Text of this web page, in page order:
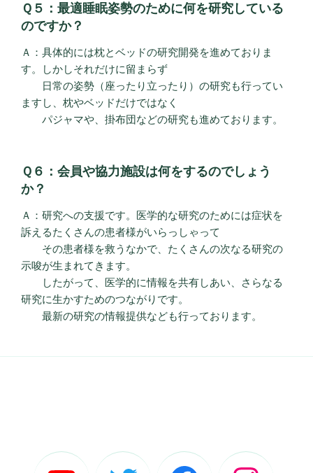
Ｑ５：最適睡眠姿勢のために何を研究している
のですか？
Ａ：具体的には枕とベッドの研究開発を進めておりま
す。しかしそれだけに留まらず
日常の姿勢（座ったり立ったり）の研究も行ってい
ますし、枕やベッドだけではなく
パジャマや、掛布団などの研究も進めております。
Ｑ６：会員や協力施設は何をするのでしょう
か？
Ａ：研究への支援です。医学的な研究のためには症状を
訴えるたくさんの患者様がいらっしゃって
その患者様を救うなかで、たくさんの次なる研究の
示唆が生まれてきます。
したがって、医学的に情報を共有しあい、さらなる
研究に生かすためのつながりです。
最新の研究の情報提供なども行っております。